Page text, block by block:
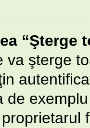
“Şterge
va şterge
de